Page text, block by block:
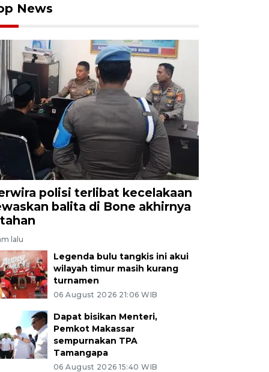
News
polisi terlibat kecelakaan
balita di Bone akhirnya
lalu
Legenda bulu tangkis ini akui
wilayah timur masih kurang
turnamen
06 August 2026 21:06 WIB
Dapat bisikan Menteri,
Pemkot Makassar
sempurnakan TPA
Tamangapa
06 August 2026 15:40 WIB